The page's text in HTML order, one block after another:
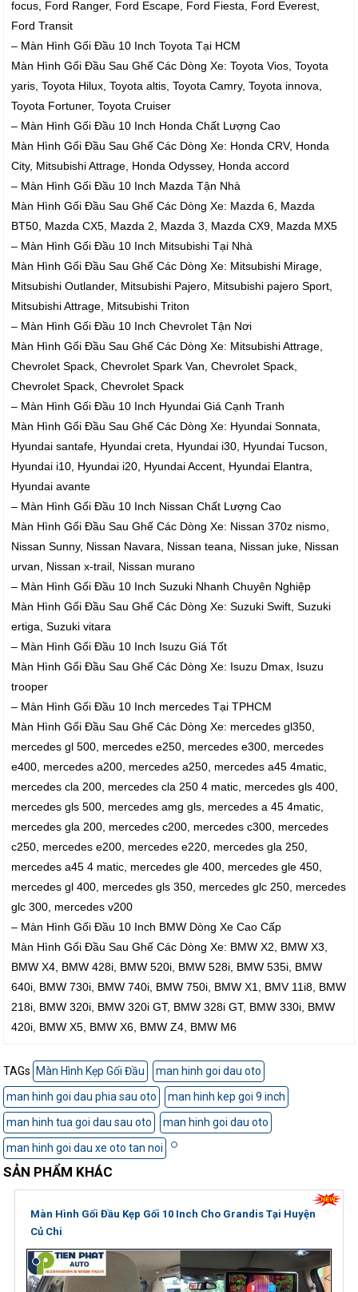
focus, Ford Ranger, Ford Escape, Ford Fiesta, Ford Everest,
Ford Transit
– Màn Hình Gối Đầu 10 Inch Toyota Tại HCM
Màn Hình Gối Đầu Sau Ghế Các Dòng Xe: Toyota Vios, Toyota
yaris, Toyota Hilux, Toyota altis, Toyota Camry, Toyota innova,
Toyota Fortuner, Toyota Cruiser
– Màn Hình Gối Đầu 10 Inch Honda Chất Lượng Cao
Màn Hình Gối Đầu Sau Ghế Các Dòng Xe: Honda CRV, Honda
City, Mitsubishi Attrage, Honda Odyssey, Honda accord
– Màn Hình Gối Đầu 10 Inch Mazda Tận Nhà
Màn Hình Gối Đầu Sau Ghế Các Dòng Xe: Mazda 6, Mazda
BT50, Mazda CX5, Mazda 2, Mazda 3, Mazda CX9, Mazda MX5
– Màn Hình Gối Đầu 10 Inch Mitsubishi Tại Nhà
Màn Hình Gối Đầu Sau Ghế Các Dòng Xe: Mitsubishi Mirage,
Mitsubishi Outlander, Mitsubishi Pajero, Mitsubishi pajero Sport,
Mitsubishi Attrage, Mitsubishi Triton
– Màn Hình Gối Đầu 10 Inch Chevrolet Tận Nơi
Màn Hình Gối Đầu Sau Ghế Các Dòng Xe: Mitsubishi Attrage,
Chevrolet Spack, Chevrolet Spark Van, Chevrolet Spack,
Chevrolet Spack, Chevrolet Spack
– Màn Hình Gối Đầu 10 Inch Hyundai Giá Cạnh Tranh
Màn Hình Gối Đầu Sau Ghế Các Dòng Xe: Hyundai Sonnata,
Hyundai santafe, Hyundai creta, Hyundai i30, Hyundai Tucson,
Hyundai i10, Hyundai i20, Hyundai Accent, Hyundai Elantra,
Hyundai avante
– Màn Hình Gối Đầu 10 Inch Nissan Chất Lượng Cao
Màn Hình Gối Đầu Sau Ghế Các Dòng Xe: Nissan 370z nismo,
Nissan Sunny, Nissan Navara, Nissan teana, Nissan juke, Nissan
urvan, Nissan x-trail, Nissan murano
– Màn Hình Gối Đầu 10 Inch Suzuki Nhanh Chuyên Nghiệp
Màn Hình Gối Đầu Sau Ghế Các Dòng Xe: Suzuki Swift, Suzuki
ertiga, Suzuki vitara
– Màn Hình Gối Đầu 10 Inch Isuzu Giá Tốt
Màn Hình Gối Đầu Sau Ghế Các Dòng Xe: Isuzu Dmax, Isuzu
trooper
– Màn Hình Gối Đầu 10 Inch mercedes Tại TPHCM
Màn Hình Gối Đầu Sau Ghế Các Dòng Xe: mercedes gl350,
mercedes gl 500, mercedes e250, mercedes e300, mercedes
e400, mercedes a200, mercedes a250, mercedes a45 4matic,
mercedes cla 200, mercedes cla 250 4 matic, mercedes gls 400,
mercedes gls 500, mercedes amg gls, mercedes a 45 4matic,
mercedes gla 200, mercedes c200, mercedes c300, mercedes
c250, mercedes e200, mercedes e220, mercedes gla 250,
mercedes a45 4 matic, mercedes gle 400, mercedes gle 450,
mercedes gl 400, mercedes gls 350, mercedes glc 250, mercedes
glc 300, mercedes v200
– Màn Hình Gối Đầu 10 Inch BMW Dòng Xe Cao Cấp
Màn Hình Gối Đầu Sau Ghế Các Dòng Xe: BMW X2, BMW X3,
BMW X4, BMW 428i, BMW 520i, BMW 528i, BMW 535i, BMW
640i, BMW 730i, BMW 740i, BMW 750i, BMW X1, BMV 11i8, BMW
218i, BMW 320i, BMW 320i GT, BMW 328i GT, BMW 330i, BMW
420i, BMW X5, BMW X6, BMW Z4, BMW M6
TAGs Màn Hình Kẹp Gối Đầu
man hinh goi dau oto
man hinh goi dau phia sau oto
man hinh kep goi 9 inch
man hinh tua goi dau sau oto
man hinh goi dau oto
man hinh goi dau xe oto tan noi
SẢN PHẨM KHÁC
Màn Hình Gối Đầu Kẹp Gối 10 Inch Cho Grandis Tại Huyện
Củ Chi